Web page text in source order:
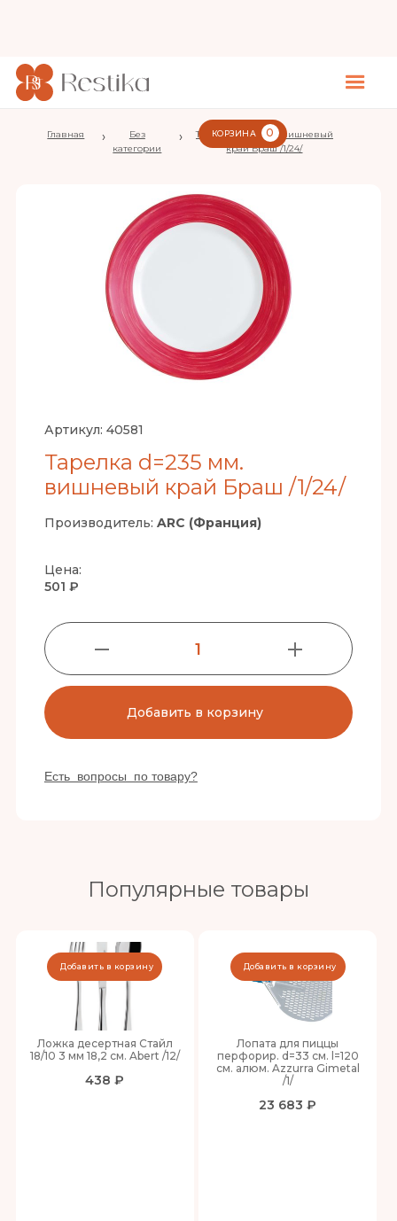
КОРЗИНА 0
Главная ›
Без
категории
›
Тарелка d=235 мм. вишневый
край Браш /1/24/
Артикул: 40581
Тарелка d=235 мм.
вишневый край Браш /1/24/
Производитель: ARC (Франция)
Цена:
501 ₽
1
Добавить в корзину
Есть вопросы по товару?
Популярные товары
Ложка десертная Стайл
18/10 3 мм 18,2 см. Abert /12/
438 ₽
Добавить в корзину
Лопата для пиццы
перфорир. d=33 см. l=120
см. алюм. Azzurra Gimetal
/1/
23 683 ₽
Добавить в корзину